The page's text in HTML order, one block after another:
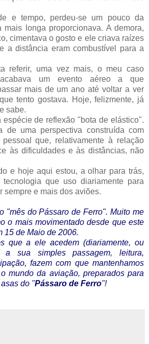
e tempo, perdeu-se um pouco da
longa proporcionava. A demora,
cimentava o gosto e ele criava raízes
a distância eram combustível para a
referir, uma vez mais, o meu caso
um evento aéreo a que
mais de um ano até voltar a ver
tento gostava. Hoje, felizmente, já
sabe.
espécie de reflexão "bota de elástico".
de uma perspectiva construída com
que, relativamente à relação
às dificuldades e às distâncias, não
e hoje aqui estou, a olhar para trás,
que uso diariamente para
sempre e mais dos aviões.
"mês do Pássaro de Ferro". Muito me
o mais movimentado desde que este
15 de Maio de 2006.
que a ele acedem (diariamente, ou
sua simples passagem, leitura,
fazem com que mantenhamos
mundo da aviação, preparados para
do "Pássaro de Ferro"!